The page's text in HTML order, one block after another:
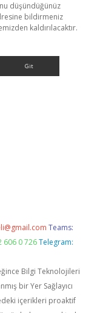
düşündüğünüz
bildirmeniz
kaldırılacaktır.
Teams:
606 0 726 Telegram:
Bilgi Teknolojileri
bir Yer Sağlayıcı
içerikleri proaktif